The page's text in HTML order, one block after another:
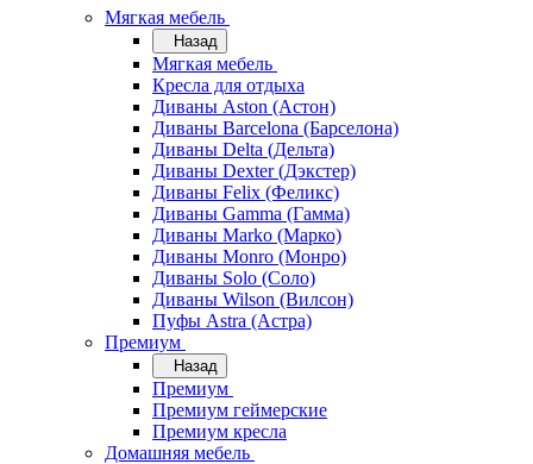
Мягкая мебель
Назад
Мягкая мебель
Кресла для отдыха
Диваны Aston (Астон)
Диваны Barcelona (Барселона)
Диваны Delta (Дельта)
Диваны Dexter (Дэкстер)
Диваны Felix (Феликс)
Диваны Gamma (Гамма)
Диваны Marko (Марко)
Диваны Monro (Монро)
Диваны Solo (Соло)
Диваны Wilson (Вилсон)
Пуфы Astra (Астра)
Премиум
Назад
Премиум
Премиум геймерские
Премиум кресла
Домашняя мебель